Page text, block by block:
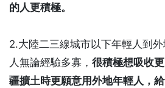
的人更積極。
2.大陸二三線城市以下年輕人到
人無論經驗多寡， 很積極想吸收
疆擴土時更願意用外地年輕人，